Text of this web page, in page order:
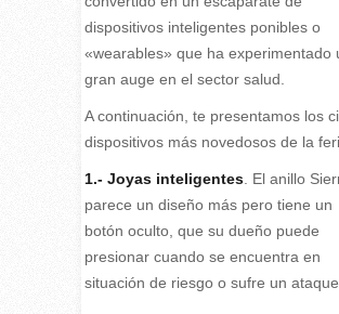
dispositivos inteligentes ponibles o
«wearables» que ha experimentado
gran auge en el sector salud.
A continuación, te presentamos los
dispositivos más novedosos de la
1.- Joyas inteligentes. El anillo
parece un diseño más pero tiene un
botón oculto, que su dueño puede
presionar cuando se encuentra en
situación de riesgo o sufre un ataque.